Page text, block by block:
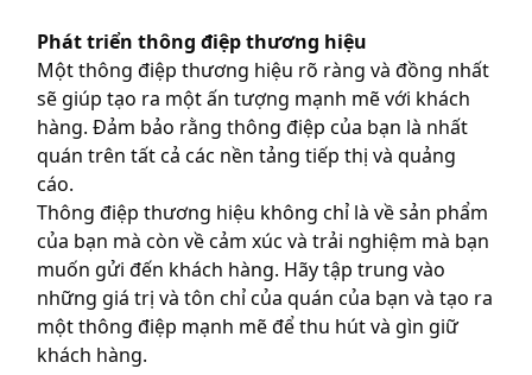
Phát triển thông điệp thương hiệu
Một thông điệp thương hiệu rõ ràng và đồng nhất
sẽ giúp tạo ra một ấn tượng mạnh mẽ với khách
hàng. Đảm bảo rằng thông điệp của bạn là nhất
quán trên tất cả các nền tảng tiếp thị và quảng
cáo.
Thông điệp thương hiệu không chỉ là về sản phẩm
của bạn mà còn về cảm xúc và trải nghiệm mà bạn
muốn gửi đến khách hàng. Hãy tập trung vào
những giá trị và tôn chỉ của quán của bạn và tạo ra
một thông điệp mạnh mẽ để thu hút và gìn giữ
khách hàng.